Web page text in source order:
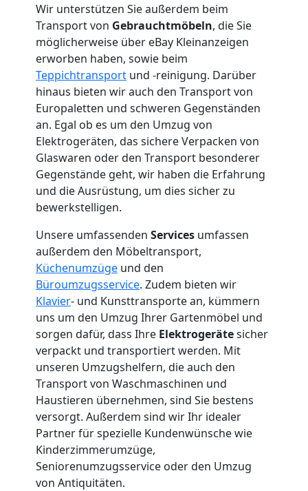
Wir unterstützen Sie außerdem beim
Transport von Gebrauchtmöbeln, die Sie
möglicherweise über eBay Kleinanzeigen
erworben haben, sowie beim
Teppichtransport und -reinigung. Darüber
hinaus bieten wir auch den Transport von
Europaletten und schweren Gegenständen
an. Egal ob es um den Umzug von
Elektrogeräten, das sichere Verpacken von
Glaswaren oder den Transport besonderer
Gegenstände geht, wir haben die Erfahrung
und die Ausrüstung, um dies sicher zu
bewerkstelligen.
Unsere umfassenden Services umfassen
außerdem den Möbeltransport,
Küchenumzüge und den
Büroumzugsservice. Zudem bieten wir
Klavier- und Kunsttransporte an, kümmern
uns um den Umzug Ihrer Gartenmöbel und
sorgen dafür, dass Ihre Elektrogerätesicher
verpackt und transportiert werden. Mit
unseren Umzugshelfern, die auch den
Transport von Waschmaschinen und
Haustieren übernehmen, sind Sie bestens
versorgt. Außerdem sind wir Ihr idealer
Partner für spezielle Kundenwünsche wie
Kinderzimmerumzüge,
Seniorenumzugsservice oder den Umzug
von Antiquitäten.
Mann
LKW
Wolfsberg
Kunsttransport
Wolfsberg
Umzug
Wolfsberg
Mann
LKW